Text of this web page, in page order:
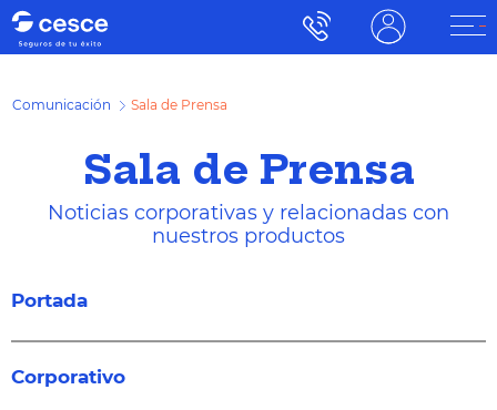
Comunicación Sala de Prensa
Sala de Prensa
Noticias corporativas y relacionadas con
nuestros productos
Portada
Corporativo